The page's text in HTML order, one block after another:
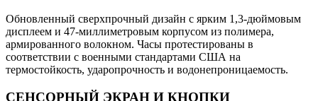
Обновленный сверхпрочный дизайн с ярким 1,3-дюймовым
дисплеем и 47-миллиметровым корпусом из полимера,
армированного волокном. Часы протестированы в
соответствии с военными стандартами США на
термостойкость, ударопрочность и водонепроницаемость.
СЕНСОРНЫЙ ЭКРАН И КНОПКИ